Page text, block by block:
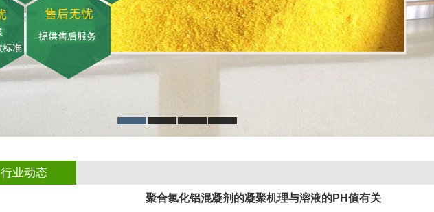
行业动态
聚合氯化铝​混凝剂的凝聚机理与溶液的PH值有关